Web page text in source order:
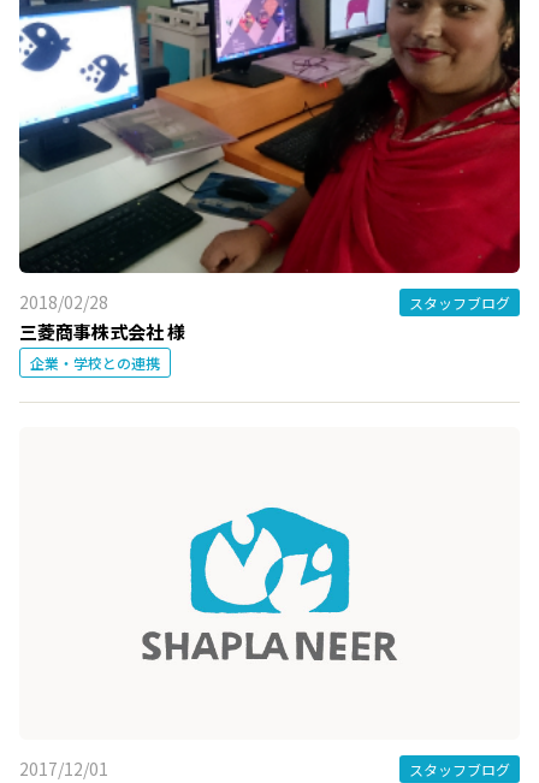
2018/02/28 スタッフブログ
三菱商事株式会社 様
企業・学校との連携
2017/12/01 スタッフブログ